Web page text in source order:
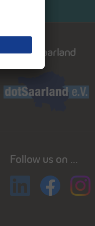
Dot saarland
Follow us on ...